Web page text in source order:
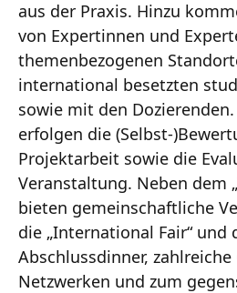
aus der Praxis. Hinzu
von Expertinnen und
themenbezogenen
international besetzten
sowie mit den
erfolgen die
Projektarbeit sowie die
Veranstaltung. Neben dem
bieten gemeinschaftliche
die „International Fair“ und
Abschlussdinner,
Netzwerken und zum